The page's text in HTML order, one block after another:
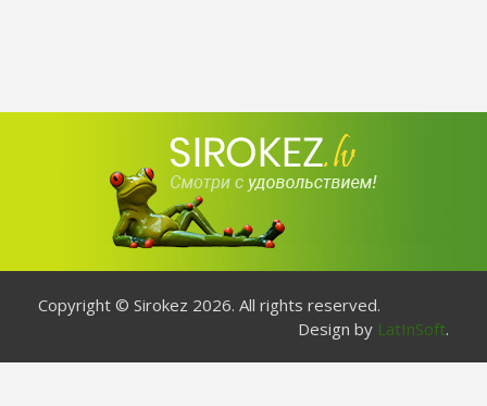
Copyright © Sirokez 2026. All rights reserved.
Design by LatInSoft.